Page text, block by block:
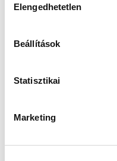
kiválasztása
Elengedhetetlen
Beállítások
Statisztikai
Marketing
2026-01-23